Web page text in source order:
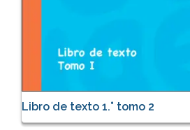
Libro de texto 1.° tomo 2